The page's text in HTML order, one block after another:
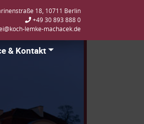
18, 10711 Berlin
+49 30 893 888 0
lemke-machacek.de
& Kontakt